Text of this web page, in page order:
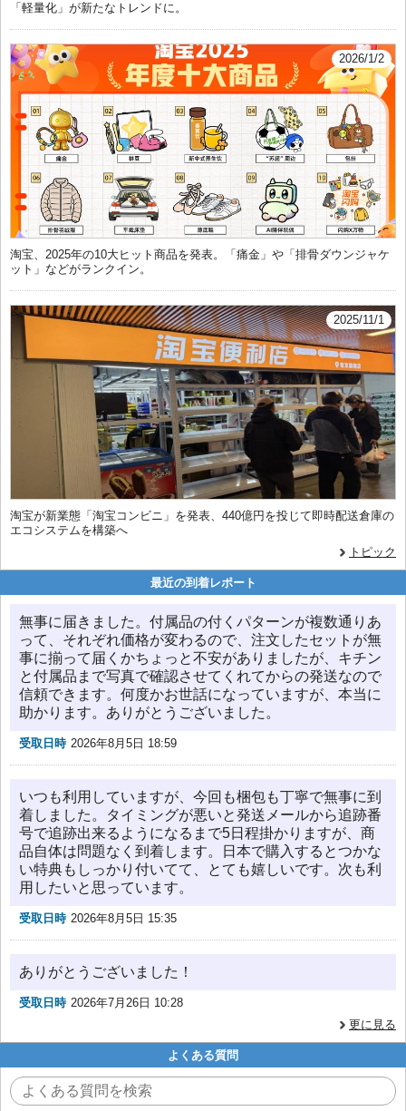
「軽量化」が新たなトレンドに。
2026/1/2
淘宝、2025年の10大ヒット商品を発表。「痛金」や「排骨ダウンジャケ
ット」などがランクイン。
2025/11/1
淘宝が新業態「淘宝コンビニ」を発表、440億円を投じて即時配送倉庫の
エコシステムを構築へ
トピック
最近の到着レポート
無事に届きました。付属品の付くパターンが複数通りあ
って、それぞれ価格が変わるので、注文したセットが無
事に揃って届くかちょっと不安がありましたが、キチン
と付属品まで写真で確認させてくれてからの発送なので
信頼できます。何度かお世話になっていますが、本当に
助かります。ありがとうございました。
受取日時 2026年8月5日 18:59
いつも利用していますが、今回も梱包も丁寧で無事に到
着しました。タイミングが悪いと発送メールから追跡番
号で追跡出来るようになるまで5日程掛かりますが、商
品自体は問題なく到着します。日本で購入するとつかな
い特典もしっかり付いてて、とても嬉しいです。次も利
用したいと思っています。
受取日時 2026年8月5日 15:35
ありがとうございました！
受取日時 2026年7月26日 10:28
更に見る
よくある質問